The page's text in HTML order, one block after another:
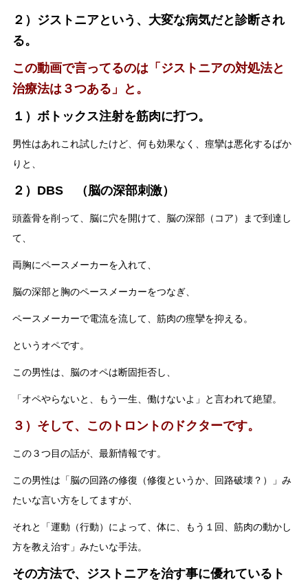
２）ジストニアという、大変な病気だと診断され
る。
この動画で言ってるのは「ジストニアの対処法と
治療法は３つある」と。
１）ボトックス注射を筋肉に打つ。
男性はあれこれ試したけど、何も効果なく、痙攣は悪化するばか
りと、
２）DBS （脳の深部刺激）
頭蓋骨を削って、脳に穴を開けて、脳の深部（コア）まで到達し
て、
両胸にペースメーカーを入れて、
脳の深部と胸のペースメーカーをつなぎ、
ペースメーカーで電流を流して、筋肉の痙攣を抑える。
というオペです。
この男性は、脳のオペは断固拒否し、
「オペやらないと、もう一生、働けないよ」と言われて絶望。
３）そして、このトロントのドクターです。
この３つ目の話が、最新情報です。
この男性は「脳の回路の修復（修復というか、回路破壊？）」み
たいな言い方をしてますが、
それと「運動（行動）によって、体に、もう１回、筋肉の動かし
方を教え治す」みたいな手法。
その方法で、ジストニアを治す事に優れているト